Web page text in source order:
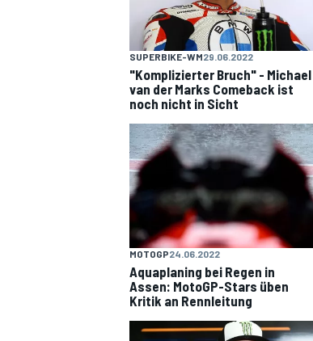
SUPERBIKE-WM29.06.2022
"Komplizierter Bruch" - Michael
van der Marks Comeback ist
noch nicht in Sicht
MOTOGP24.06.2022
Aquaplaning bei Regen in
Assen: MotoGP-Stars üben
Kritik an Rennleitung